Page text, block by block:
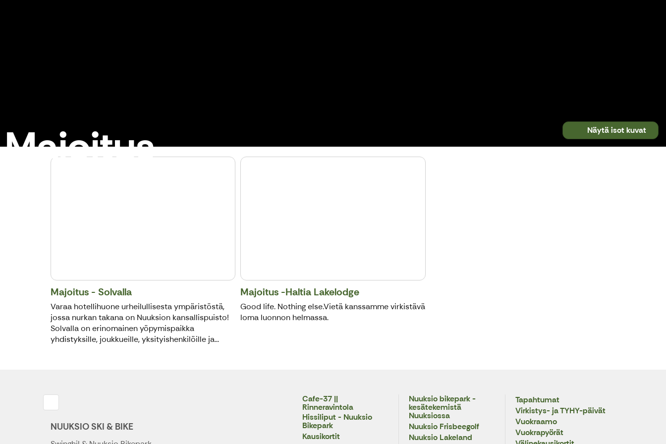
Majoitus Näytä isot kuvat
Majoitus - Solvalla
Varaa hotellihuone urheilullisesta ympäristöstä,
jossa nurkan takana on Nuuksion kansallispuisto!
Solvalla on erinomainen yöpymispaikka
yhdistyksille, joukkueille, yksityishenkilöille ja...
Majoitus -Haltia Lakelodge
Good life. Nothing else.Vietä kanssamme virkistävä
loma luonnon helmassa.
NUUKSIO SKI & BIKE
Cafe-37 ||
Rinneravintola
Hissiliput - Nuuksio
Bikepark
Kausikortit
Nuuksio bikepark -
kesätekemistä
Nuuksiossa
Nuuksio Frisbeegolf
Nuuksio Lakeland
Tapahtumat
Virkistys- ja TYHY-päivät
Vuokraamo
Vuokrapyörät